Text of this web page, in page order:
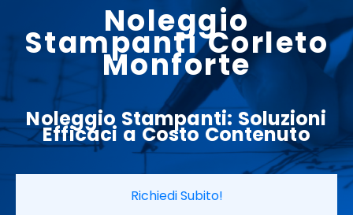
Noleggio
Stampanti Corleto
Monforte
Noleggio Stampanti: Soluzioni
Efficaci a Costo Contenuto
Richiedi Subito!